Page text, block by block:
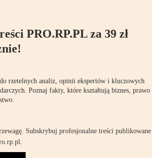
PRO.RP.PL za 39 zł
rzetelnych analiz, opinii ekspertów i kluczowych
Poznaj fakty, które kształtują biznes, prawo
Subskrybuj profesjonalne treści publikowane